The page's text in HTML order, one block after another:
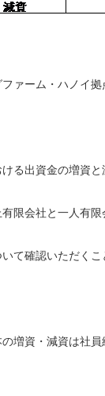
ァーム・ハノイ拠
る出資金の増資と
限会社と一人有
て確認いただくこ
増資・減資は社